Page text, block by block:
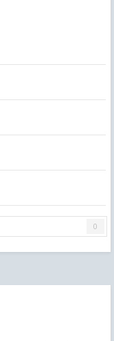
0